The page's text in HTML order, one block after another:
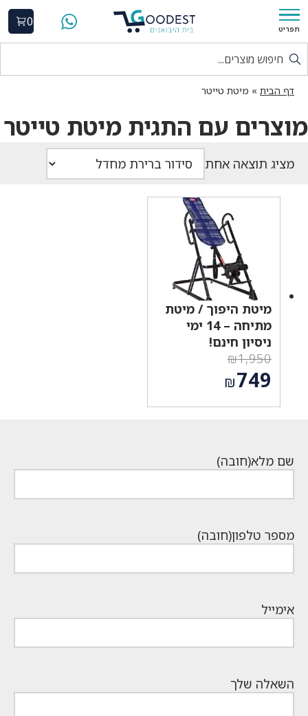
תפריט
0
דף הבית » מיטת טייטר
מוצרים עם התגית מיטת טייטר
מציג תוצאה אחת
מיטת היפוך / מיטת
מתיחה – 14 ימי
ניסיון חינם!
₪1,950
המחיר
המקורי
היה:
₪749
שם מלא(חובה)
מספר טלפון(חובה)
אימייל
השאלה שלך